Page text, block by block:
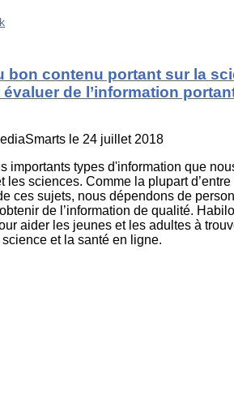
faisons
Rapports
Jeunes
dans un
monde
branché
bon contenu portant sur la
évaluer de l’information
le 24 juillet 2018
importants types d'information que
les sciences. Comme la plupart
ces sujets, nous dépendons de
de l’information de qualité.
aider les jeunes et les adultes à
et la santé en ligne.